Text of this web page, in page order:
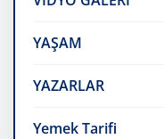
YAŞAM
YAZARLAR
Yemek Tarifi